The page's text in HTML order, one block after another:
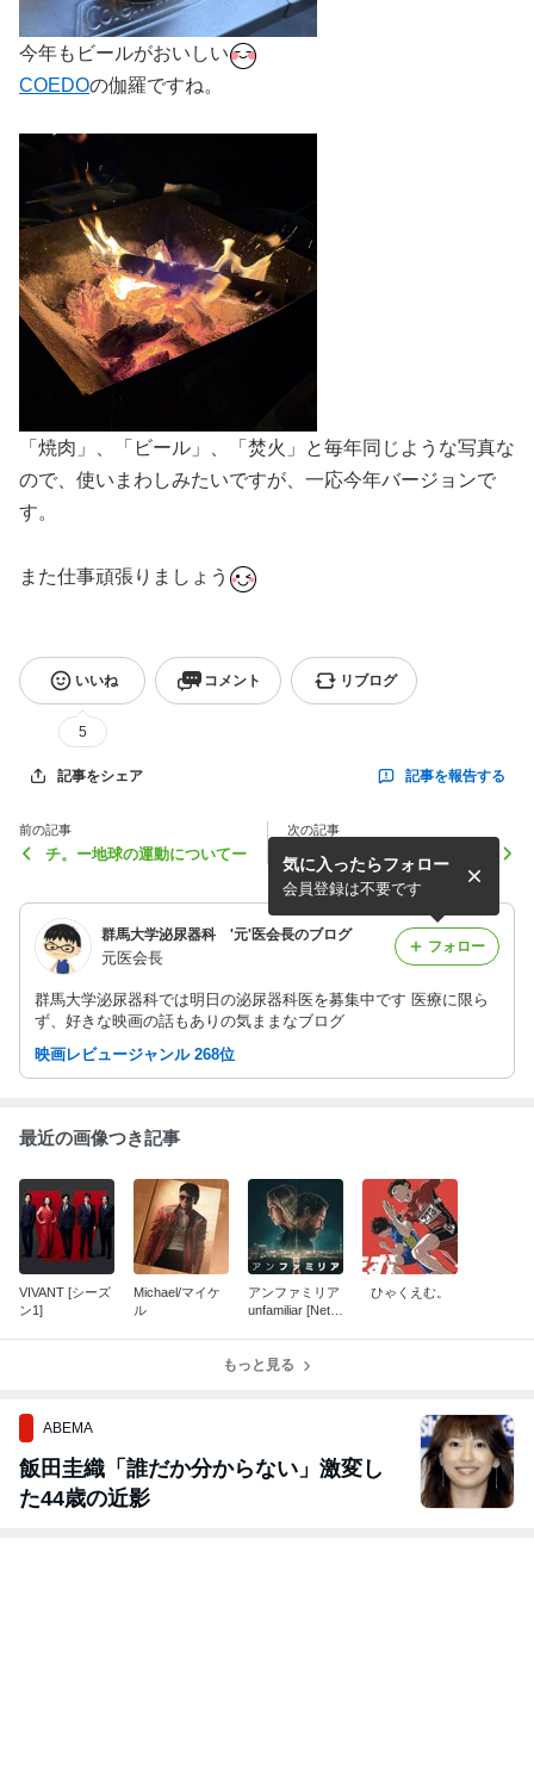
今年もビールがおいしい
COEDOの伽羅ですね。
「焼肉」、「ビール」、「焚火」と毎年同じような写真な
ので、使いまわしみたいですが、一応今年バージョンで
す。
また仕事頑張りましょう
いいね
5
コメント リブログ
記事をシェア 記事を報告する
前の記事
チ。ー地球の運動についてー
次の記事
ベケット [Nerflix]
群馬大学泌尿器科 '元'医会長のブログ
元医会長
群馬大学泌尿器科では明日の泌尿器科医を募集中です 医療に限ら
ず、好きな映画の話もありの気ままなブログ
気に入ったらフォロー
会員登録は不要です
フォロー
映画レビュージャンル 268位
最近の画像つき記事
VIVANT [シーズ
ン1]
Michael/マイケ
ル
アンファミリア
unfamiliar [Netfli
ひゃくえむ。
もっと見る
ABEMA
飯田圭織「誰だか分からない」激変し
た44歳の近影